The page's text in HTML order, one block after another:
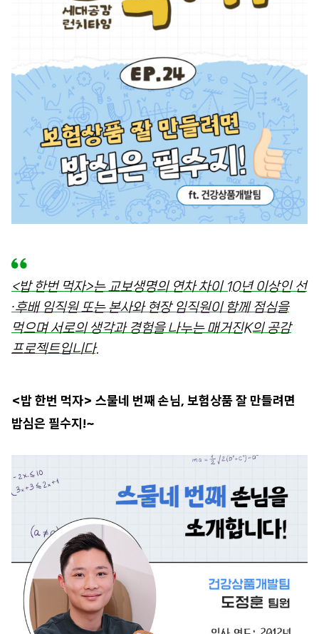
<밥 한번 먹자>는 교보생명의 연차 차이 10년 이상인 선
∙후배 임직원 또는 본사와 현장 임직원이 함께 점심을
먹으며 서로의 생각과 경험을 나누는 매거진K의 공감
프로젝트입니다.
<밥 한번 먹자> 스물네 번째 손님, 보험상품 잘 만들려면
밥심은 필수지!~